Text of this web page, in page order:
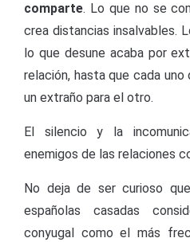
comparte. Lo que no se
crea distancias insalvables.
lo que desune acaba por
relación, hasta que cada
un extraño para el otro.
El silencio y la
enemigos de las relaciones
No deja de ser curioso
españolas casadas
conyugal como el más